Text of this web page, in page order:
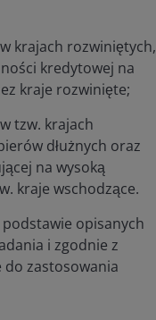
krajach rozwiniętych,
kredytowej na
kraje rozwinięte;
tzw. krajach
dłużnych oraz
na wysoką
kraje wschodzące.
opisanych
i zgodnie z
zastosowania